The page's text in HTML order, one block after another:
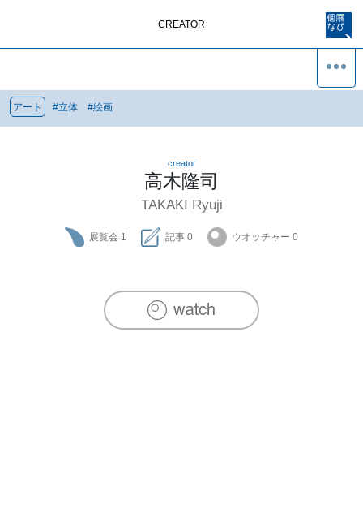
CREATOR
アート #立体 #絵画
creator
高木隆司
TAKAKI Ryuji
展覧会 1 記事 0 ウオッチャー 0